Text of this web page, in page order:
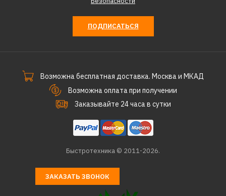
ПОДПИСАТЬСЯ
Возможна бесплатная доставка. Москва и МКАД
Возможна оплата при получении
Заказывайте 24 часа в сутки
Быстротехника © 2011-2026.
ЗАКАЗАТЬ ЗВОНОК